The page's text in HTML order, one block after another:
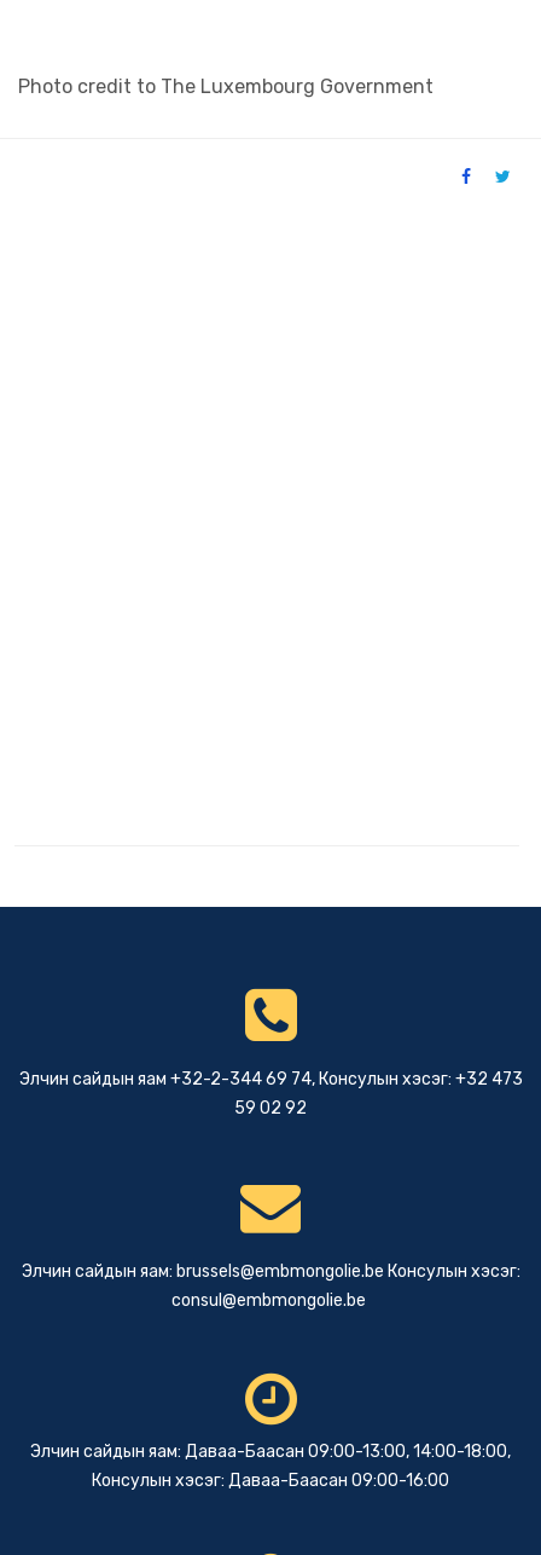
Photo credit to The Luxembourg Government
Элчин сайдын яам +32-2-344 69 74, Консулын хэсэг: +32 473
59 02 92
Элчин сайдын яам: brussels@embmongolie.be Консулын хэсэг:
consul@embmongolie.be
Элчин сайдын яам: Даваа-Баасан 09:00-13:00, 14:00-18:00,
Консулын хэсэг: Даваа-Баасан 09:00-16:00